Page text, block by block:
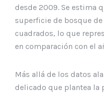
desde 2009. Se estima
superficie de bosque
cuadrados, lo que
en comparación con el
Más allá de los datos
delicado que plantea la